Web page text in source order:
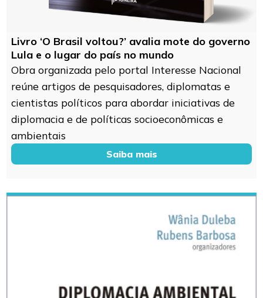
Livro ‘O Brasil voltou?’ avalia mote do governo
Lula e o lugar do país no mundo
Obra organizada pelo portal Interesse Nacional
reúne artigos de pesquisadores, diplomatas e
cientistas políticos para abordar iniciativas de
diplomacia e de políticas socioeconômicas e
ambientais
Saiba mais